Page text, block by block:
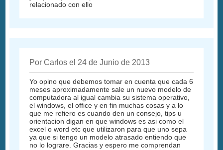
relacionado con ello
Por Carlos el 24 de Junio de 2013
Yo opino que debemos tomar en cuenta que cada 6
meses aproximadamente sale un nuevo modelo de
computadora al igual cambia su sistema operativo,
el windows, el office y en fin muchas cosas y a lo
que me refiero es cuando den un consejo, tips u
orientacion digan en que windows es asi como el
excel o word etc que utilizaron para que uno sepa
ya que si tengo un modelo atrasado entiendo que
no lo lograre. Gracias y espero me comprendan